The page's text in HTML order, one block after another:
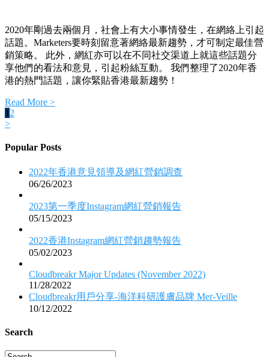
2020年剛過去兩個月，社會上有大小事情發生，在網絡上引起
話題。Marketers要時刻留意著網絡最新趨勢，才可制定最佳營
銷策略。 此外，網紅亦可以在不同社交渠道上就這些話題分
享他們的看法和意見，引起粉絲互動。 我們整理了2020年香
港的熱門話題，讓你緊貼香港最新趨勢！
Read More >
1 2
>
Popular Posts
2022年香港意見領導及網紅營銷調查
06/26/2023
2023第一季度Instagram網紅營銷報告
05/15/2023
2022香港Instagram網紅營銷趨勢報告
05/02/2023
Cloudbreakr Major Updates (November 2022)
11/28/2022
Cloudbreakr用戶分享-海洋科研護膚品牌 Mer-Veille
10/12/2022
Search